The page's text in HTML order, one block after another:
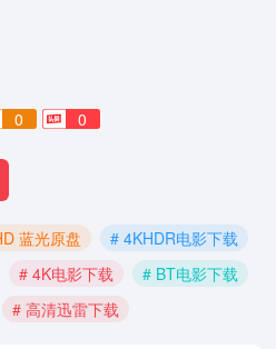
0 0
蓝光原盘
# 4KHDR电影下载
# 4K电影下载
# BT电影下载
# 高清迅雷下载